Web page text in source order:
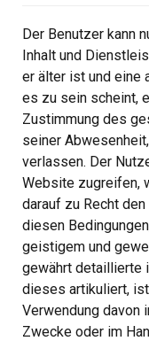
Der Benutzer kann
Inhalt und
er älter ist und eine
es zu sein scheint,
Zustimmung des
seiner
verlassen. Der
Website zugreifen,
darauf zu Recht
diesen
geistigem und
gewährt detaillierte
dieses artikuliert,
Verwendung davon
Zwecke oder im